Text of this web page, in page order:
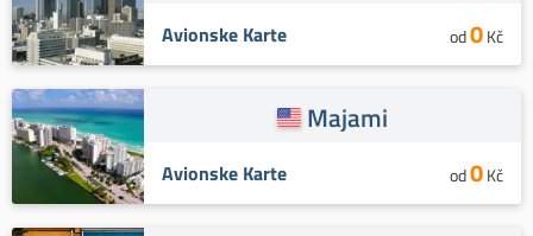
Avionske Karte od0Kč
Majami
Avionske Karte od0Kč